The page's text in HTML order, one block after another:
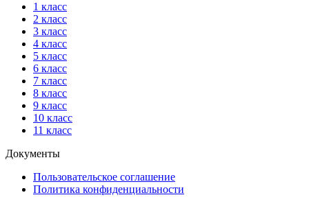
1 класс
2 класс
3 класс
4 класс
5 класс
6 класс
7 класс
8 класс
9 класс
10 класс
11 класс
Документы
Пользовательское соглашение
Политика конфиденциальности